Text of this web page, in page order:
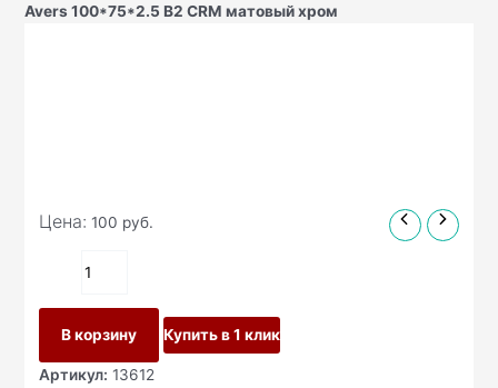
Avers 100*75*2.5 B2 CRM матовый хром
Цена: 100 руб.
В корзину Купить в 1 клик
Артикул: 13612